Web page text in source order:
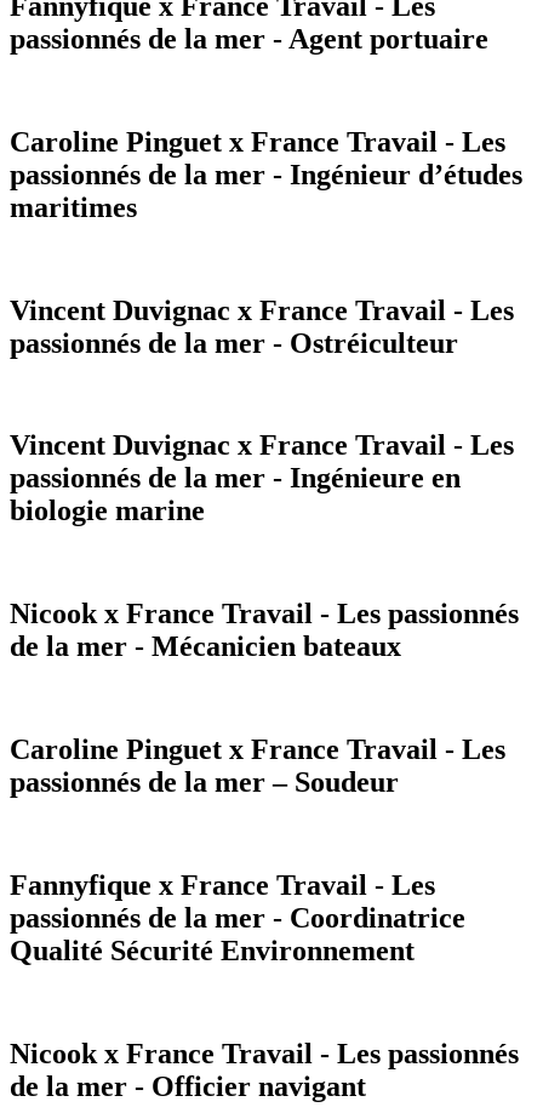
passionnés de la mer - Agent portuaire
Caroline Pinguet x France Travail - Les
passionnés de la mer - Ingénieur d’études
maritimes
Vincent Duvignac x France Travail - Les
passionnés de la mer - Ostréiculteur
Vincent Duvignac x France Travail - Les
passionnés de la mer - Ingénieure en
biologie marine
Nicook x France Travail - Les passionnés
de la mer - Mécanicien bateaux
Caroline Pinguet x France Travail - Les
passionnés de la mer – Soudeur
Fannyfique x France Travail - Les
passionnés de la mer - Coordinatrice
Qualité Sécurité Environnement
Nicook x France Travail - Les passionnés
de la mer - Officier navigant